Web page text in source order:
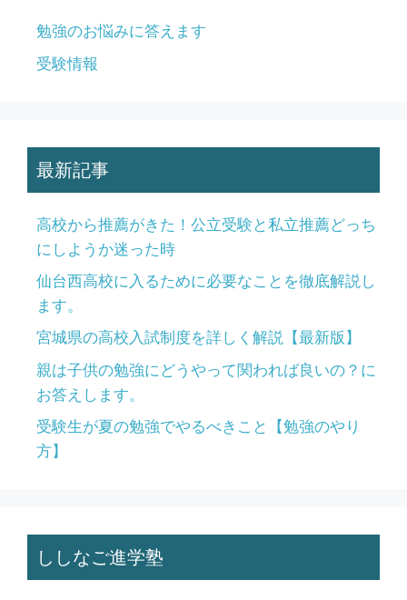
勉強のお悩みに答えます
受験情報
最新記事
高校から推薦がきた！公立受験と私立推薦どっち
にしようか迷った時
仙台西高校に入るために必要なことを徹底解説し
ます。
宮城県の高校入試制度を詳しく解説【最新版】
親は子供の勉強にどうやって関われば良いの？に
お答えします。
受験生が夏の勉強でやるべきこと【勉強のやり
方】
ししなご進学塾